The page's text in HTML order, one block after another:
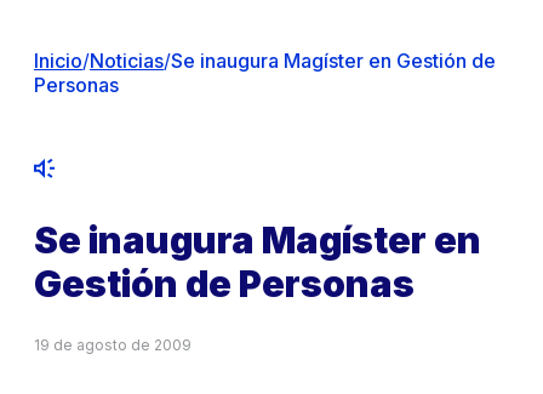
Inicio/Noticias/Se inaugura Magíster en Gestión de
Personas
Se inaugura Magíster en
Gestión de Personas
19 de agosto de 2009